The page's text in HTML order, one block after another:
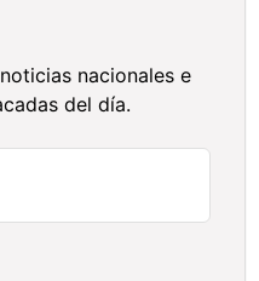
nacionales e
del día.